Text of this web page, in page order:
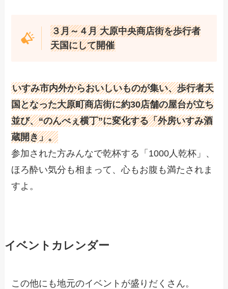
３月～４月 大原中央商店街を歩行者
天国にして開催
いすみ市内外からおいしいものが集い、歩行者天
国となった大原町商店街に約30店舗の屋台が立ち
並び、“のんべぇ横丁”に変化する「外房いすみ酒
蔵開き」。
参加された方みんなで乾杯する「1000人乾杯」、
ほろ酔い気分も相まって、心もお腹も満たされま
すよ。
イベントカレンダー
この他にも地元のイベントが盛りだくさん。